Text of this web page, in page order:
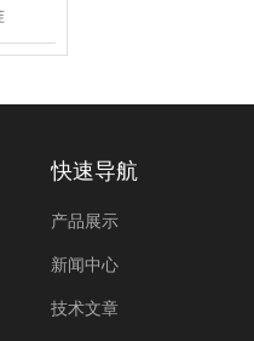
快速导航
产品展示
新闻中心
技术文章